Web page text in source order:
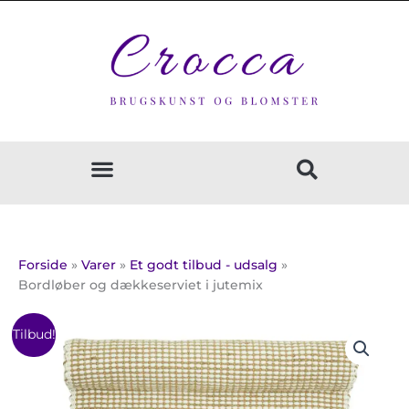
Forside Varer
Et godt tilbud - udsalg
Bordløber og dækkeserviet i jutemix
Tilbud!
75,00 kr.
til
200,00 kr.
Bordløber
og
dækkeserviet